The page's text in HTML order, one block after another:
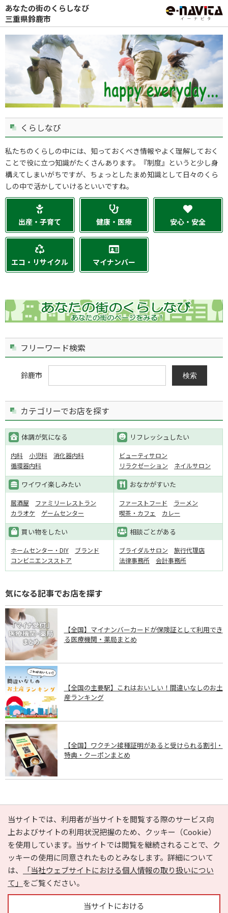
あなたの街のくらしなび
三重県鈴鹿市
くらしなび
私たちのくらしの中には、知っておくべき情報やよく理解しておく
ことで役に立つ知識がたくさんあります。『制度』というと少し身
構えてしまいがちですが、ちょっとしたまめ知識として日々のくら
しの中で活かしていけるといいですね。
出産・子育て 健康・医療 安心・安全
エコ・リサイクル マイナンバー
フリーワード検索
鈴鹿市 検索
カテゴリーでお店を探す
体調が気になる
内科 小児科
消化器内科
循環器内科
リフレッシュしたい
ビューティサロン
リラクゼーション
ネイルサロン
ワイワイ楽しみたい
居酒屋
ファミリーレストラン
カラオケ
ゲームセンター
おなかがすいた
ファーストフード
ラーメン
喫茶・カフェ
カレー
買い物をしたい
ホームセンター・DIY
ブランド
コンビニエンスストア
相談ごとがある
ブライダルサロン
旅行代理店
法律事務所
会計事務所
気になる記事でお店を探す
【全国】マイナンバーカードが保険証として利用でき
る医療機関・薬局まとめ
【全国の主要駅】これはおいしい！間違いなしのお土
産ランキング
【全国】ワクチン接種証明があると受けられる割引・
特典・クーポンまとめ
PAGE TOP
当サイトでは、利用者が当サイトを閲覧する際のサービス向
上およびサイトの利用状況把握のため、クッキー（Cookie）
を使用しています。当サイトでは閲覧を継続されることで、ク
ッキーの使用に同意されたものとみなします。詳細について
は、
「当社ウェブサイトにおける個人情報の取り扱いについ
て」 をご覧ください。
当サイトにおける
e-NAVITA（イーナビタ）とは？ お気に入り
ヘルプ
利用規約
個人情報の取り扱いについて
運営会社
サイトマップ
広告掲載に関するお問い合わせ